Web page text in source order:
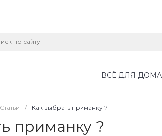
ВСЁ ДЛЯ ДОМА
Статьи / Как выбрать приманку ?
приманку ?